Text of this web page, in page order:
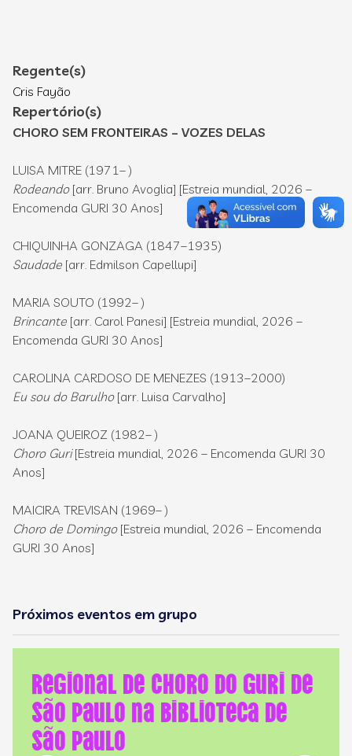
Regente(s)
Cris Fayão
Repertório(s)
CHORO SEM FRONTEIRAS – VOZES DELAS
LUISA MITRE (1971– )
Rodeando [arr. Bruno Avoglia] [Estreia mundial, 2026 –
Encomenda GURI 30 Anos]
CHIQUINHA GONZAGA (1847–1935)
Saudade [arr. Edmilson Capellupi]
MARIA SOUTO (1992– )
Brincante [arr. Carol Panesi] [Estreia mundial, 2026 –
Encomenda GURI 30 Anos]
CAROLINA CARDOSO DE MENEZES (1913–2000)
Eu sou do Barulho [arr. Luisa Carvalho]
JOANA QUEIROZ (1982– )
Choro Guri[Estreia mundial, 2026 – Encomenda GURI 30
Anos]
MAICIRA TREVISAN (1969– )
Choro de Domingo [Estreia mundial, 2026 – Encomenda
GURI 30 Anos]
Próximos eventos em grupo
Regional de Choro do GURI de
São Paulo na Biblioteca de
São Paulo